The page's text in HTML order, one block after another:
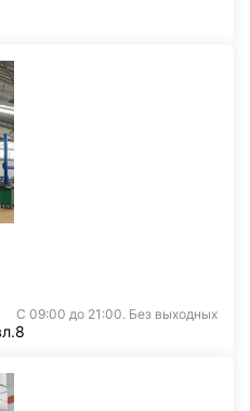
С 09:00 до 21:00. Без выходных